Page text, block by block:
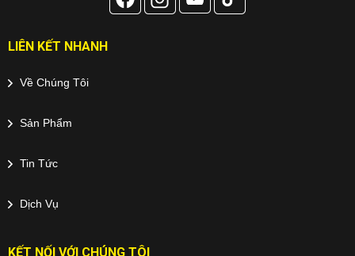
LIÊN KẾT NHANH
Về Chúng Tôi
Sản Phẩm
Tin Tức
Dịch Vụ
KẾT NỐI VỚI CHÚNG TÔI